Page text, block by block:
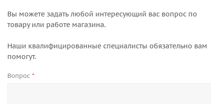
Вы можете задать любой интересующий вас вопрос по
товару или работе магазина.
Наши квалифицированные специалисты обязательно вам
помогут.
Вопрос *